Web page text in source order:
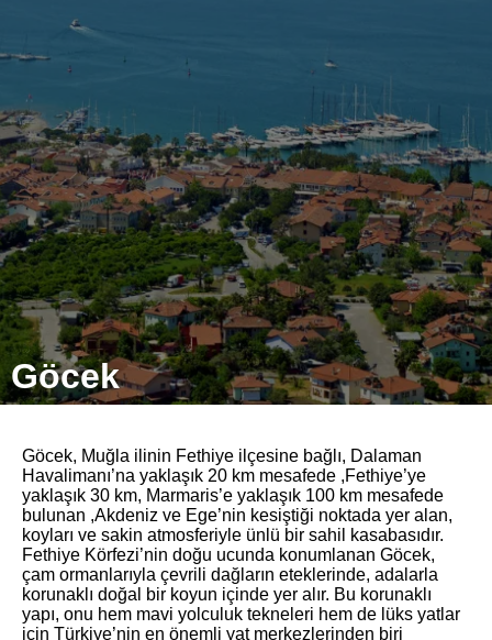
Göcek
Göcek, Muğla ilinin Fethiye ilçesine bağlı, Dalaman
Havalimanı’na yaklaşık 20 km mesafede ,Fethiye’ye
yaklaşık 30 km, Marmaris’e yaklaşık 100 km mesafede
bulunan ,Akdeniz ve Ege’nin kesiştiği noktada yer alan,
koyları ve sakin atmosferiyle ünlü bir sahil kasabasıdır.
Fethiye Körfezi’nin doğu ucunda konumlanan Göcek,
çam ormanlarıyla çevrili dağların eteklerinde, adalarla
korunaklı doğal bir koyun içinde yer alır. Bu korunaklı
yapı, onu hem mavi yolculuk tekneleri hem de lüks yatlar
için Türkiye’nin en önemli yat merkezlerinden biri